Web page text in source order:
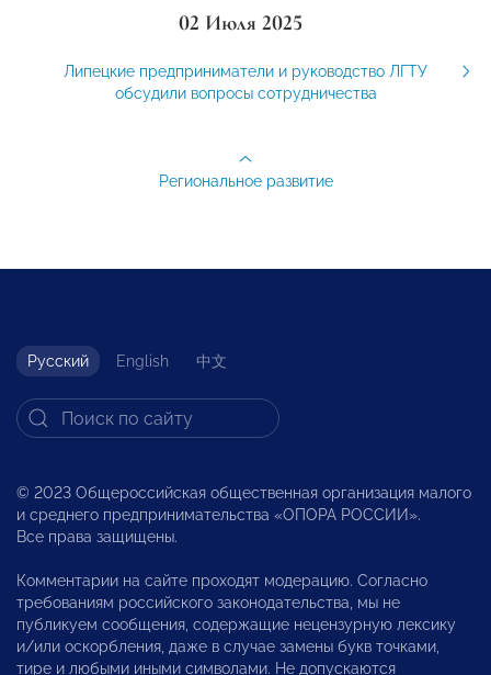
02 Июля 2025
Липецкие предприниматели и руководство ЛГТУ
обсудили вопросы сотрудничества
Региональное развитие
Русский English 中文
© 2023 Общероссийская общественная организация малого
и среднего предпринимательства «ОПОРА РОССИИ».
Все права защищены.
Комментарии на сайте проходят модерацию. Согласно
требованиям российского законодательства, мы не
публикуем сообщения, содержащие нецензурную лексику
и/или оскорбления, даже в случае замены букв точками,
тире и любыми иными символами. Не допускаются